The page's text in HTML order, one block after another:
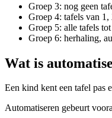
Groep 3: nog geen
Groep 4: tafels van 1,
Groep 5: alle tafels
Groep 6: herhaling,
Wat is
Een kind kent een tafel pas
Automatiseren gebeurt